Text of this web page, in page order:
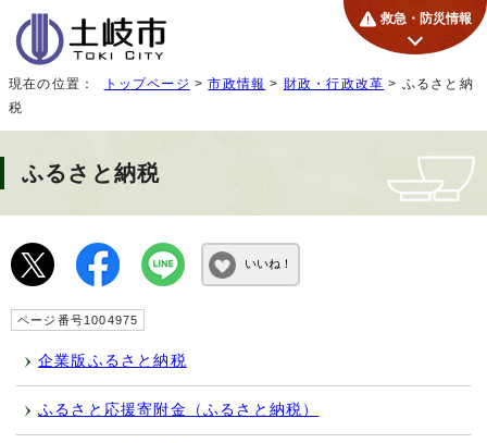
救急・防災情報
現在の位置： トップページ >市政情報 > 財政・行政改革 > ふるさと納
税
ふるさと納税
いいね！
ページ番号1004975
企業版ふるさと納税
ふるさと応援寄附金（ふるさと納税）